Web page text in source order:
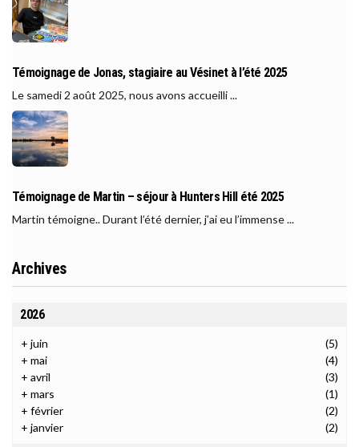
Témoignage de Jonas, stagiaire au Vésinet à l’été 2025
Le samedi 2 août 2025, nous avons accueilli ...
Témoignage de Martin – séjour à Hunters Hill été 2025
Martin témoigne.. Durant l’été dernier, j’ai eu l’immense ...
Archives
2026
+ juin
(5)
+ mai
(4)
+ avril
(3)
+ mars
(1)
+ février
(2)
+ janvier (2)